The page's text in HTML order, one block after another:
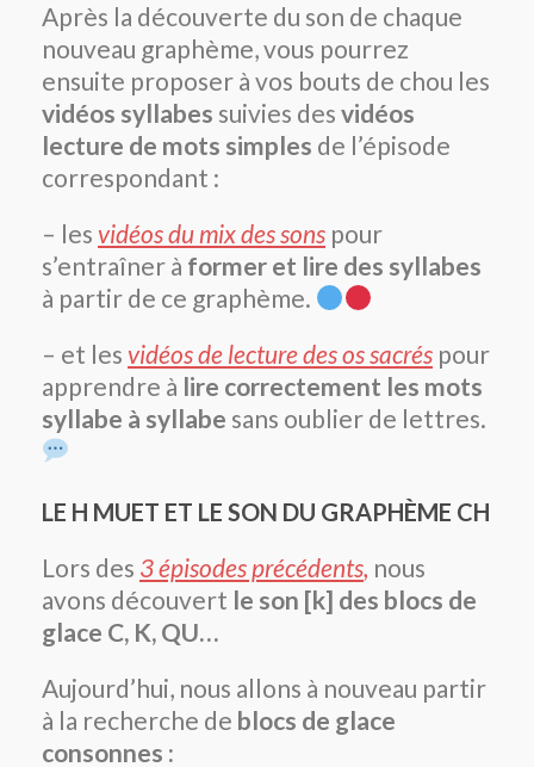
Après la découverte du son de chaque
nouveau graphème, vous pourrez
ensuite proposer à vos bouts de chou les
vidéos syllabes suivies des vidéos
lecture de mots simples de l’épisode
correspondant :
– les vidéos du mix des sons pour
s’entraîner à former et lire des syllabes
à partir de ce graphème.
– et les vidéos de lecture des os sacrés pour
apprendre à lire correctement les mots
syllabe à syllabe sans oublier de lettres.
LE H MUET ET LE SON DU GRAPHÈME CH
Lors des 3 épisodes précédents, nous
avons découvert le son [k] des blocs de
glace C, K, QU…
Aujourd’hui, nous allons à nouveau partir
à la recherche de blocs de glace
consonnes :